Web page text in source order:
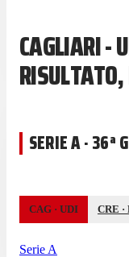
CAGLIARI -
SERIE A · 36ª
CAG · UDI CRE ·
Serie A